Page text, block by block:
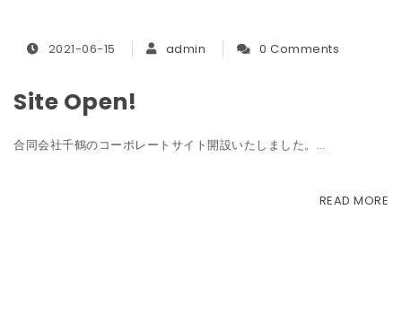
2021-06-15 admin 0 Comments
Site Open!
合同会社千鶴のコーポレートサイト開設いたしました。…
READ MORE